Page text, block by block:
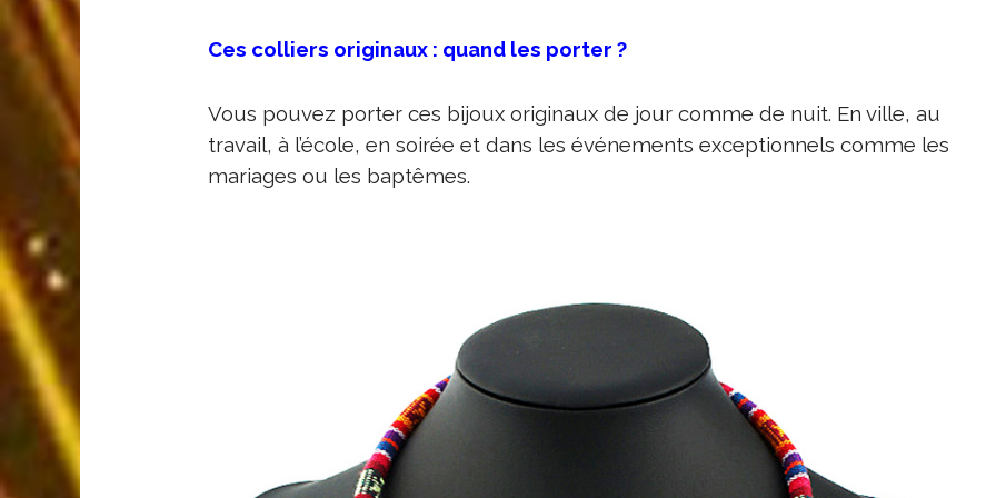
Ces colliers originaux : quand les porter ?
Vous pouvez porter ces bijoux originaux de jour comme de nuit. En ville, au
travail, à l’école, en soirée et dans les événements exceptionnels comme les
mariages ou les baptêmes.